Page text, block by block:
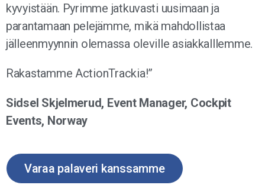
kyvyistään. Pyrimme jatkuvasti uusimaan ja
parantamaan pelejämme, mikä mahdollistaa
jälleenmyynnin olemassa oleville asiakkalllemme.
Rakastamme ActionTrackia!”
Sidsel Skjelmerud, Event Manager, Cockpit
Events, Norway
Varaa palaveri kanssamme